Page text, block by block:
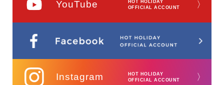
YouTube
HOT HOLIDAY
OFFICIAL ACCOUNT
〉
Instagram
HOT HOLIDAY
OFFICIAL ACCOUNT
〉